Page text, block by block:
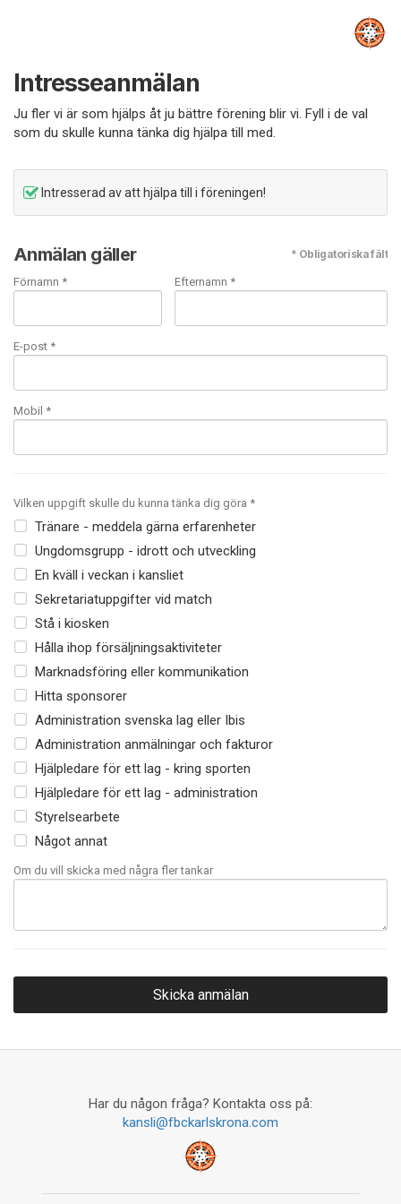
Intresseanmälan
Ju fler vi är som hjälps åt ju bättre förening blir vi. Fyll i de val
som du skulle kunna tänka dig hjälpa till med.
Intresserad av att hjälpa till i föreningen!
Anmälan gäller * Obligatoriska fält
Förnamn * Efternamn *
E-post *
Mobil *
Vilken uppgift skulle du kunna tänka dig göra *
Tränare - meddela gärna erfarenheter
Ungdomsgrupp - idrott och utveckling
En kväll i veckan i kansliet
Sekretariatuppgifter vid match
Stå i kiosken
Hålla ihop försäljningsaktiviteter
Marknadsföring eller kommunikation
Hitta sponsorer
Administration svenska lag eller Ibis
Administration anmälningar och fakturor
Hjälpledare för ett lag - kring sporten
Hjälpledare för ett lag - administration
Styrelsearbete
Något annat
Om du vill skicka med några fler tankar
Har du någon fråga? Kontakta oss på:
kansli@fbckarlskrona.com